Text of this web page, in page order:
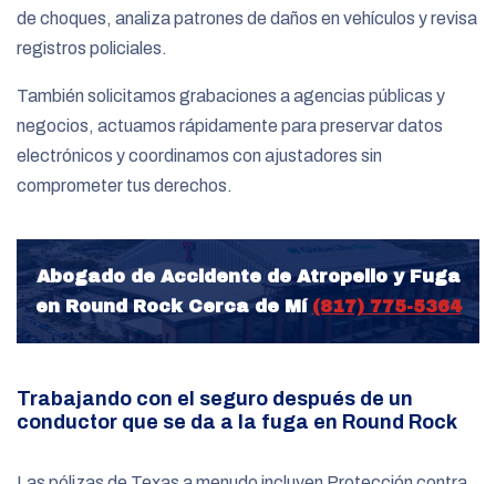
de choques, analiza patrones de daños en vehículos y revisa
registros policiales.
También solicitamos grabaciones a agencias públicas y
negocios, actuamos rápidamente para preservar datos
electrónicos y coordinamos con ajustadores sin
comprometer tus derechos.
Abogado de Accidente de Atropello y Fuga
en Round Rock Cerca de Mí (817) 775-5364
Trabajando con el seguro después de un
conductor que se da a la fuga en Round Rock